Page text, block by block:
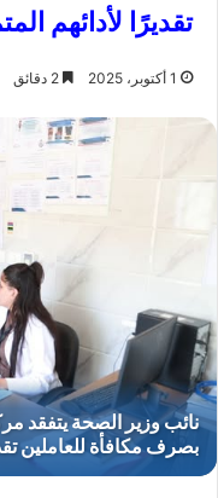
تقديرًا لأدائهم
1 أكتوبر، 2025